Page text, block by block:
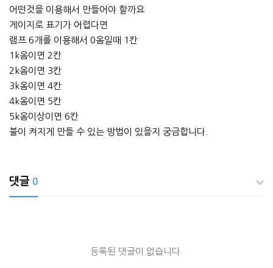
어떤것을 이용해서 만들어야 할까요
게이지로 표기가 어렵다면
램프 6개를 이용해서 0옴일때 1칸
1k옴이면 2칸
2k옴이면 3칸
3k옴이면 4칸
4k옴이면 5칸
5k옴이상이면 6칸
불이 켜지게 만들 수 있는 방법이 있을지 궁금합니다.
댓글 0
등록된 댓글이 없습니다.